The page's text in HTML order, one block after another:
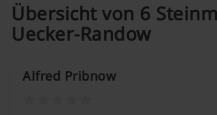
Übersicht von 6
Uecker-Randow
Alfred Pribnow